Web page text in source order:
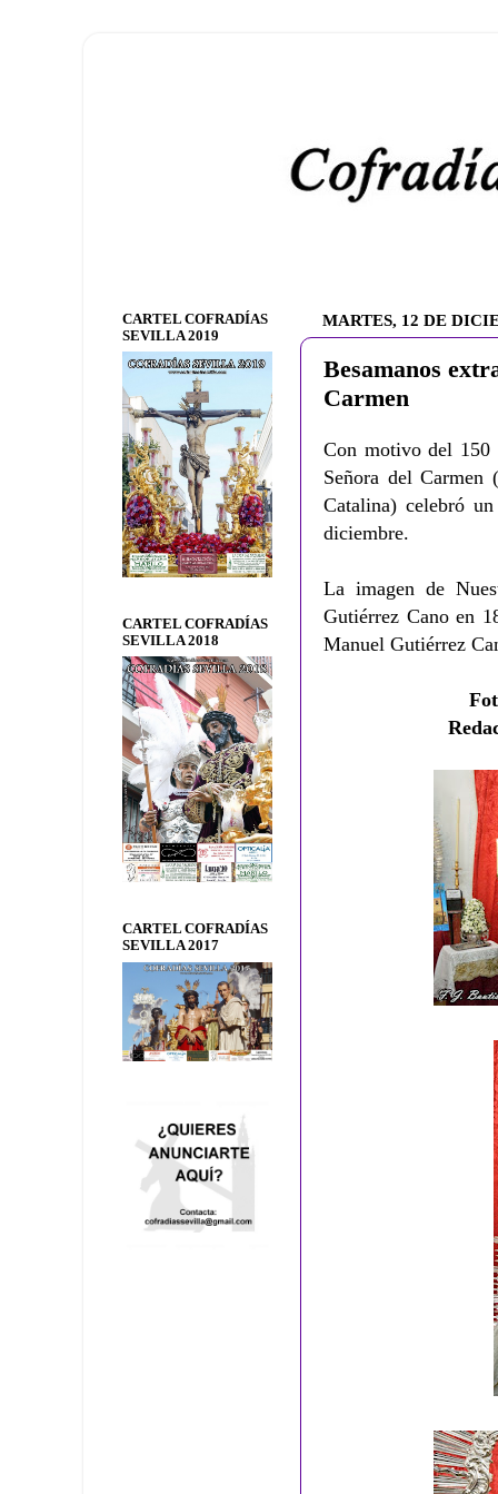
MARTES, 12 DE
Besamanos
Carmen
Con motivo del 150
Señora del Carmen
Catalina) celebró
diciembre.
La imagen de
Gutiérrez Cano en
Manuel Gutiérrez
CARTEL COFRADÍAS
SEVILLA 2019
CARTEL COFRADÍAS
SEVILLA 2018
CARTEL COFRADÍAS
SEVILLA 2017